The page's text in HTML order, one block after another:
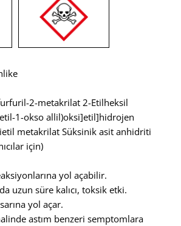
2-metakrilat 2-Etilheksil
1-okso allil)oksi]etil]hidrojen
metakrilat Süksinik asit anhidriti
için)
yol açabilir.
uzun süre kalıcı, toksik etki.
yol açar.
astım benzeri semptomlara